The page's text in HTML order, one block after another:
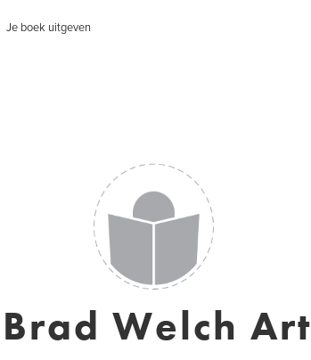
Je boek uitgeven
Brad Welch Art